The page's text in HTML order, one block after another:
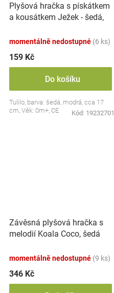
Plyšová hračka s pískátkem
a kousátkem Ježek - šedá,
momentálně nedostupné (6 ks)
159 Kč
Do košíku
Tulilo, barva: šedá, modrá, cca 17
cm, Věk: 0m+, CE
Kód: 19232701
Závěsná plyšová hračka s
melodií Koala Coco, šedá
momentálně nedostupné (9 ks)
346 Kč